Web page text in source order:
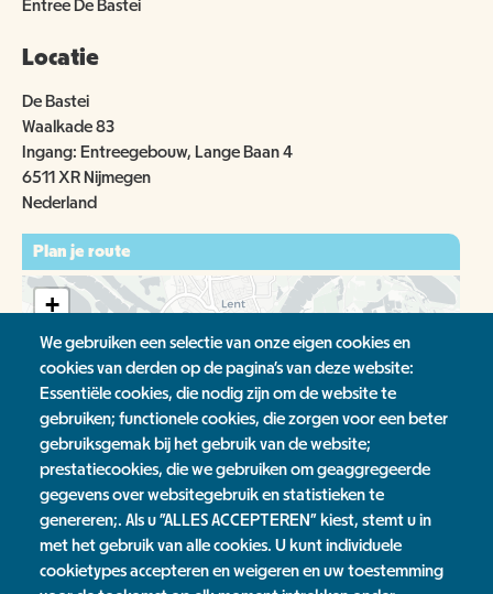
We gebruiken een selectie van onze eigen cookies en
cookies van derden op de pagina's van deze website:
Essentiële cookies, die nodig zijn om de website te
gebruiken; functionele cookies, die zorgen voor een beter
gebruiksgemak bij het gebruik van de website;
prestatiecookies, die we gebruiken om geaggregeerde
gegevens over websitegebruik en statistieken te
genereren;. Als u "ALLES ACCEPTEREN" kiest, stemt u in
met het gebruik van alle cookies. U kunt individuele
cookietypes accepteren en weigeren en uw toestemming
Entree De Bastei
Locatie
De Bastei
Waalkade 83
Ingang: Entreegebouw, Lange Baan 4
6511 XR Nijmegen
Nederland
Plan je route
+
-
Leaflet | © OpenStreetMap contributors, ©
Tags
kids meivakantie